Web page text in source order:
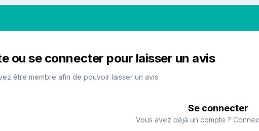
ou se connecter pour laisser un avis
être membre afin de pouvoir laisser un avis
Se connecter
Vous avez déjà un compte ?